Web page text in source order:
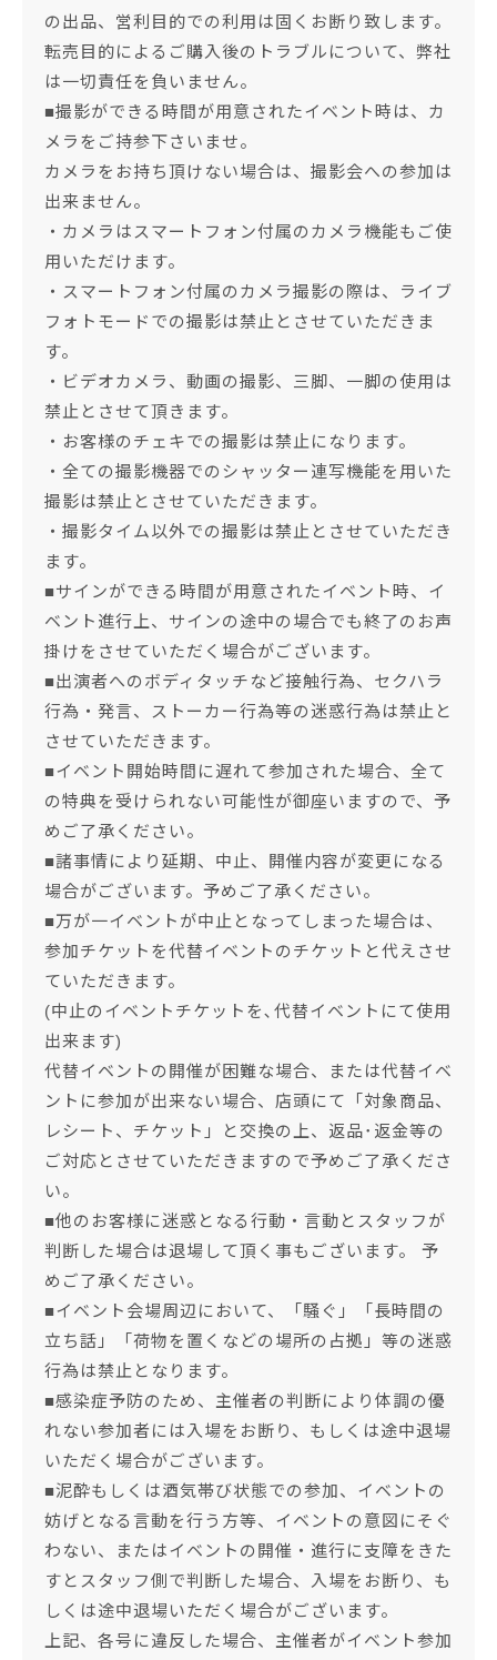
の出品、営利目的での利用は固くお断り致します。
転売目的によるご購入後のトラブルについて、弊社
は一切責任を負いません。
■撮影ができる時間が用意されたイベント時は、カ
メラをご持参下さいませ。
カメラをお持ち頂けない場合は、撮影会への参加は
出来ません。
・カメラはスマートフォン付属のカメラ機能もご使
用いただけます。
・スマートフォン付属のカメラ撮影の際は、ライブ
フォトモードでの撮影は禁止とさせていただきま
す。
・ビデオカメラ、動画の撮影、三脚、一脚の使用は
禁止とさせて頂きます。
・お客様のチェキでの撮影は禁止になります。
・全ての撮影機器でのシャッター連写機能を用いた
撮影は禁止とさせていただきます。
・撮影タイム以外での撮影は禁止とさせていただき
ます。
■サインができる時間が用意されたイベント時、イ
ベント進行上、サインの途中の場合でも終了のお声
掛けをさせていただく場合がございます。
■出演者へのボディタッチなど接触行為、セクハラ
行為・発言、ストーカー行為等の迷惑行為は禁止と
させていただきます。
■イベント開始時間に遅れて参加された場合、全て
の特典を受けられない可能性が御座いますので、予
めご了承ください。
■諸事情により延期、中止、開催内容が変更になる
場合がございます。予めご了承ください。
■万が一イベントが中止となってしまった場合は、
参加チケットを代替イベントのチケットと代えさせ
ていただきます。
(中止のイベントチケットを､代替イベントにて使用
出来ます)
代替イベントの開催が困難な場合、または代替イベ
ントに参加が出来ない場合、店頭にて「対象商品、
レシート、チケット」と交換の上、返品･返金等の
ご対応とさせていただきますので予めご了承くださ
い。
■他のお客様に迷惑となる行動・言動とスタッフが
判断した場合は退場して頂く事もございます。 予
めご了承ください。
■イベント会場周辺において、「騒ぐ」「長時間の
立ち話」「荷物を置くなどの場所の占拠」等の迷惑
行為は禁止となります。
■感染症予防のため、主催者の判断により体調の優
れない参加者には入場をお断り、もしくは途中退場
いただく場合がございます。
■泥酔もしくは酒気帯び状態での参加、イベントの
妨げとなる言動を行う方等、イベントの意図にそぐ
わない、またはイベントの開催・進行に支障をきた
すとスタッフ側で判断した場合、入場をお断り、も
しくは途中退場いただく場合がございます。
上記、各号に違反した場合、主催者がイベント参加